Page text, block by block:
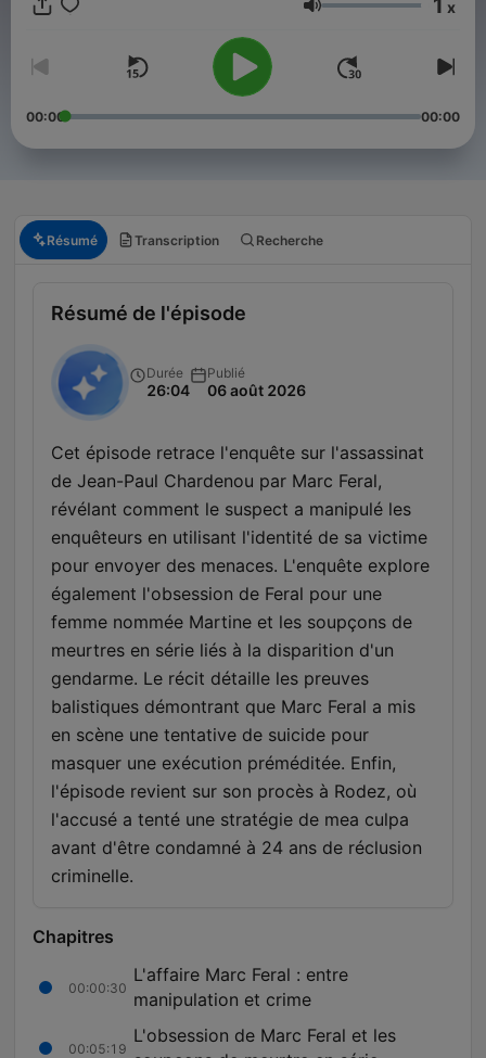
Volume x
00:00 00:00
Résumé Transcription Recherche
Résumé de l'épisode
Durée
26:04
Publié
06 août 2026
Cet épisode retrace l'enquête sur l'assassinat
de Jean-Paul Chardenou par Marc Feral,
révélant comment le suspect a manipulé les
enquêteurs en utilisant l'identité de sa victime
pour envoyer des menaces. L'enquête explore
également l'obsession de Feral pour une
femme nommée Martine et les soupçons de
meurtres en série liés à la disparition d'un
gendarme. Le récit détaille les preuves
balistiques démontrant que Marc Feral a mis
en scène une tentative de suicide pour
masquer une exécution préméditée. Enfin,
l'épisode revient sur son procès à Rodez, où
l'accusé a tenté une stratégie de mea culpa
avant d'être condamné à 24 ans de réclusion
criminelle.
Chapitres
00:00:30
L'affaire Marc Feral : entre
manipulation et crime
00:05:19
L'obsession de Marc Feral et les